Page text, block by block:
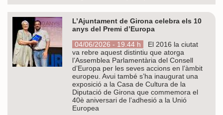
L’Ajuntament de Girona celebra els 10
anys del Premi d’Europa
04/06/2026 - 19.44 h
El 2016 la ciutat
va rebre aquest distintiu que atorga
l’Assemblea Parlamentària del Consell
d’Europa per les seves accions en l’àmbit
europeu. Avui també s’ha inaugurat una
exposició a la Casa de Cultura de la
Diputació de Girona que commemora el
40è aniversari de l’adhesió a la Unió
Europea